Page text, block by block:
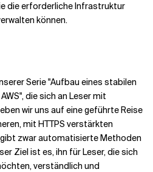
die erforderliche Infrastruktur
können.
Serie "Aufbau eines stabilen
die sich an Leser mit
wir uns auf eine geführte Reise
mit HTTPS verstärkten
zwar automatisierte Methoden
Ziel ist es, ihn für Leser, die sich
verständlich und